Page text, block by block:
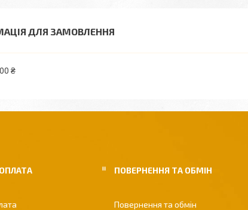
ДЛЯ ЗАМОВЛЕННЯ
₴
ПОВЕРНЕННЯ ТА ОБМІН
Повернення та обмін